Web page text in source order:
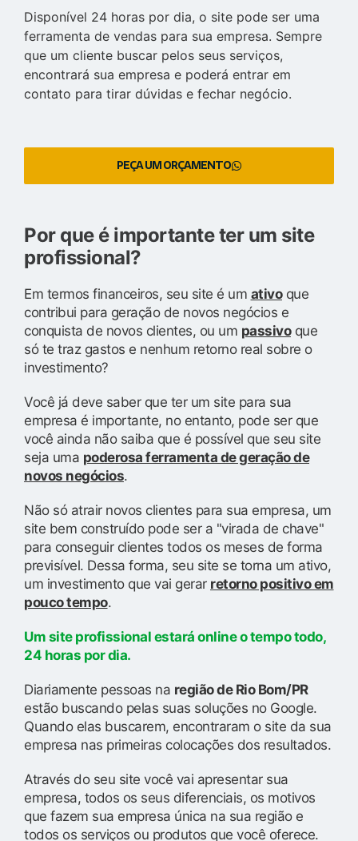
Disponível 24 horas por dia, o site pode ser uma
ferramenta de vendas para sua empresa. Sempre
que um cliente buscar pelos seus serviços,
encontrará sua empresa e poderá entrar em
contato para tirar dúvidas e fechar negócio.
PEÇA UM ORÇAMENTO
Por que é importante ter um site
profissional?
Em termos financeiros, seu site é um ativoque
contribui para geração de novos negócios e
conquista de novos clientes, ou um passivoque
só te traz gastos e nenhum retorno real sobre o
investimento?
Você já deve saber que ter um site para sua
empresa é importante, no entanto, pode ser que
você ainda não saiba que é possível que seu site
seja uma poderosa ferramenta de geração de
novos negócios.
Não só atrair novos clientes para sua empresa, um
site bem construído pode ser a "virada de chave"
para conseguir clientes todos os meses de forma
previsível. Dessa forma, seu site se torna um ativo,
um investimento que vai gerar retorno positivo em
pouco tempo.
Um site profissional estará online o tempo todo,
24 horas por dia.
Diariamente pessoas na região de Rio Bom/PR
estão buscando pelas suas soluções no Google.
Quando elas buscarem, encontraram o site da sua
empresa nas primeiras colocações dos resultados.
Através do seu site você vai apresentar sua
empresa, todos os seus diferenciais, os motivos
que fazem sua empresa única na sua região e
todos os serviços ou produtos que você oferece.